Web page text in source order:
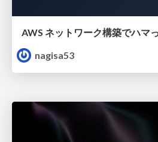
nagisa53